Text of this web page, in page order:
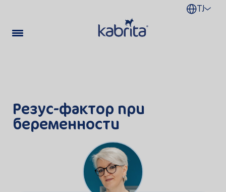
TJ
Резус-фактор при
беременности